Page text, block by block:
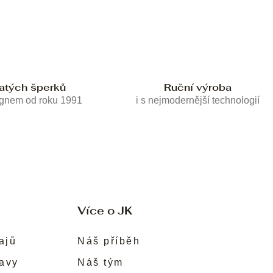
šperků
od roku 1991
Ruční výroba
i s nejmodernější technologií
Více o JK
Náš příběh
Náš tým